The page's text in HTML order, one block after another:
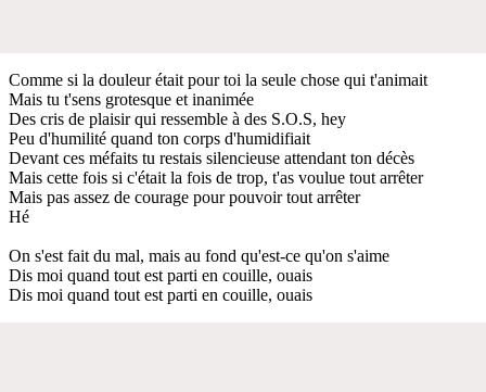
Comme si la douleur était pour toi la seule chose qui t'animait
Mais tu t'sens grotesque et inanimée
Des cris de plaisir qui ressemble à des S.O.S, hey
Peu d'humilité quand ton corps d'humidifiait
Devant ces méfaits tu restais silencieuse attendant ton décès
Mais cette fois si c'était la fois de trop, t'as voulue tout arrêter
Mais pas assez de courage pour pouvoir tout arrêter
Hé
On s'est fait du mal, mais au fond qu'est-ce qu'on s'aime
Dis moi quand tout est parti en couille, ouais
Dis moi quand tout est parti en couille, ouais